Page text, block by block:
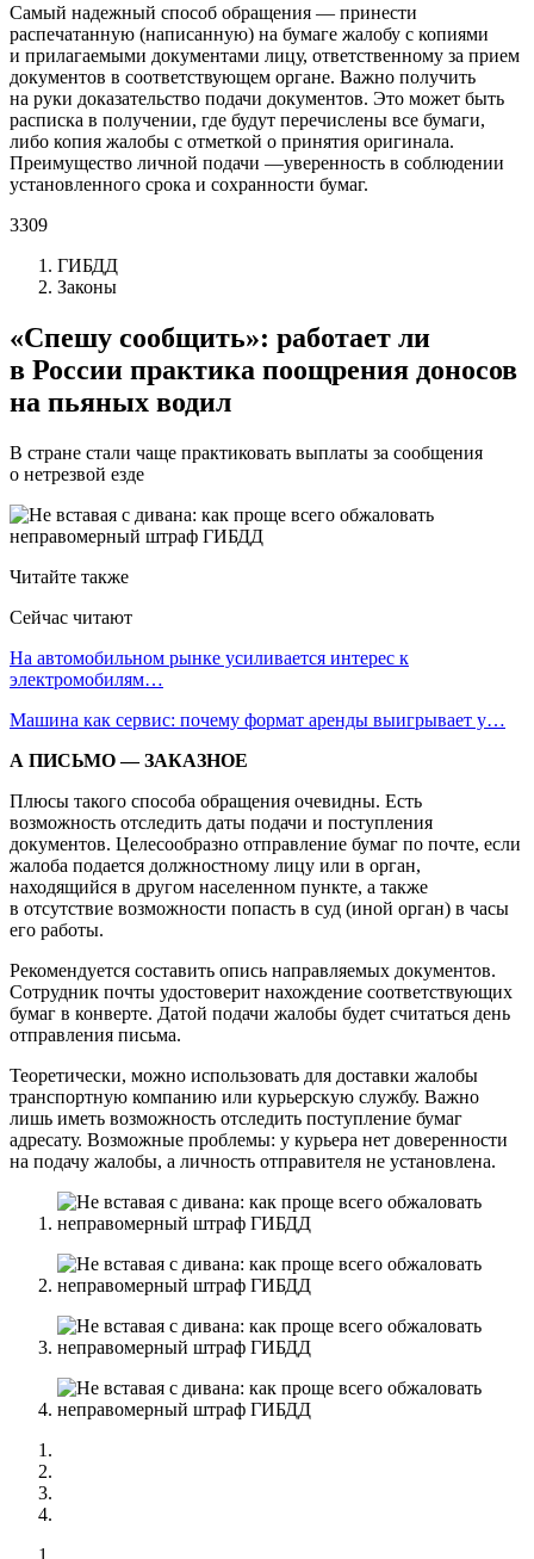
Самый надежный способ обращения — прин­ести
распечатанную (написанную) на бумаге жалобу с копиями
и прилагаемыми документами лицу, ответственному за прием
документов в соответствующем органе. Важно получить
на руки доказательство подачи документов. Это может быть
расписка в получении, где будут перечислены все бумаги,
либо копия жалобы с отметкой о принятия оригинала.
Преимущество личной подачи —уверенность в соблюдении
установленного срока и сохранности бумаг.
3309
ГИБДД
Законы
«Спешу сообщить»: работает ли
в России практика поощрения доносов
на пьяных водил
В стране стали чаще практиковать выплаты за сообщения
о нетрезвой езде
Читайте также
Сейчас читают
На автомобильном рынке усиливается интерес к
электромобилям…
Машина как сервис: почему формат аренды выигрывает у…
А ПИСЬМО — ЗАКАЗНОЕ
Плюсы такого способа обращения очевидны. Есть
возможность отследить даты подачи и поступления
документов. Целесообразно отправление бумаг по почте, если
жалоба подается должностному лицу или в орган,
находящийся в другом населенном пункте, а также
в отсутствие возможности попасть в суд (иной орган) в часы
его работы.
Рекомендуется составить опись направляемых документов.
Сотрудник почты удостоверит нахождение соответствующих
бумаг в конверте. Датой подачи жалобы будет считаться день
отправления письма.
Теоретически, можно использовать для доставки жалобы
транспортную компанию или курьерскую службу. Важно
лишь иметь возможность отследить поступление бумаг
адресату. Возможные проблемы: у курьера нет доверенности
на подачу жалобы, а личность отправителя не установлена.